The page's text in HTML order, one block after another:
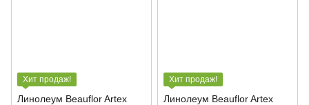
Хит продаж!
Линолеум Beauflor Artex
Хит продаж!
Линолеум Beauflor Artex